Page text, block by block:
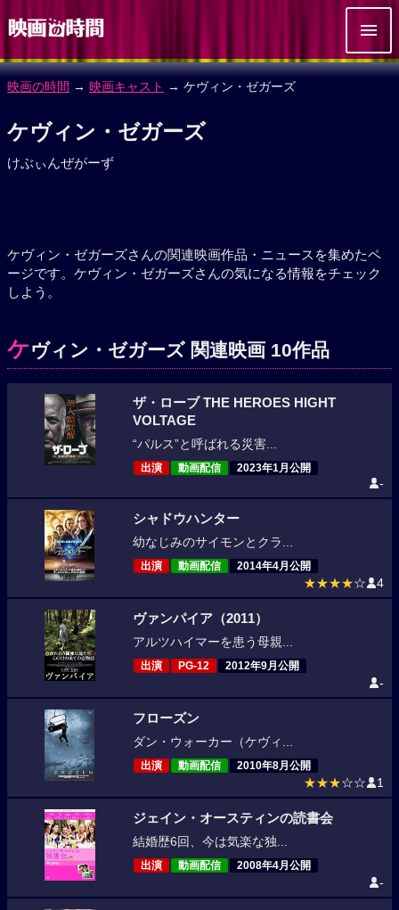
映画の時間 → 映画キャスト → ケヴィン・ゼガーズ
ケヴィン・ゼガーズ
けぶぃんぜがーず
ケヴィン・ゼガーズさんの関連映画作品・ニュースを集めたペ
ージです。ケヴィン・ゼガーズさんの気になる情報をチェック
しよう。
ケヴィン・ゼガーズ 関連映画 10作品
ザ・ローブ THE HEROES HIGHT
VOLTAGE
“パルス”と呼ばれる災害...
出演 動画配信 2023年1月公開
-
シャドウハンター
幼なじみのサイモンとクラ...
出演 動画配信 2014年4月公開
★★★★☆ 4
ヴァンパイア（2011）
アルツハイマーを患う母親...
出演 PG-12 2012年9月公開
-
フローズン
ダン・ウォーカー（ケヴィ...
出演 動画配信 2010年8月公開
★★★☆☆ 1
ジェイン・オースティンの読書会
結婚歴6回、今は気楽な独...
出演 動画配信 2008年4月公開
-